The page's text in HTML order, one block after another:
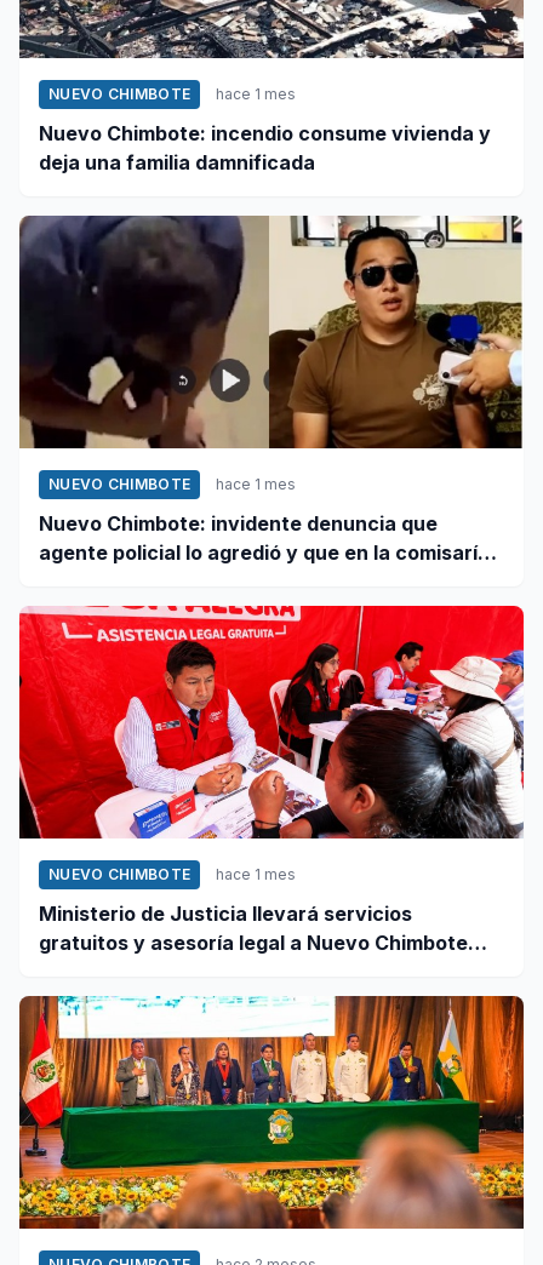
NUEVO CHIMBOTE hace 1 mes
Nuevo Chimbote: incendio consume vivienda y
deja una familia damnificada
NUEVO CHIMBOTE hace 1 mes
Nuevo Chimbote: invidente denuncia que
agente policial lo agredió y que en la comisaría
NUEVO CHIMBOTE hace 1 mes
Ministerio de Justicia llevará servicios
gratuitos y asesoría legal a Nuevo Chimbote